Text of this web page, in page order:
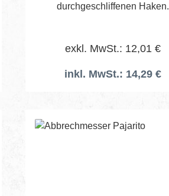
durchgeschliffenen Haken.
exkl. MwSt.: 12,01 €
inkl. MwSt.: 14,29 €